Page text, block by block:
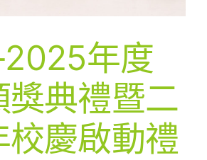
年度
獎典禮暨二
校慶啟動禮